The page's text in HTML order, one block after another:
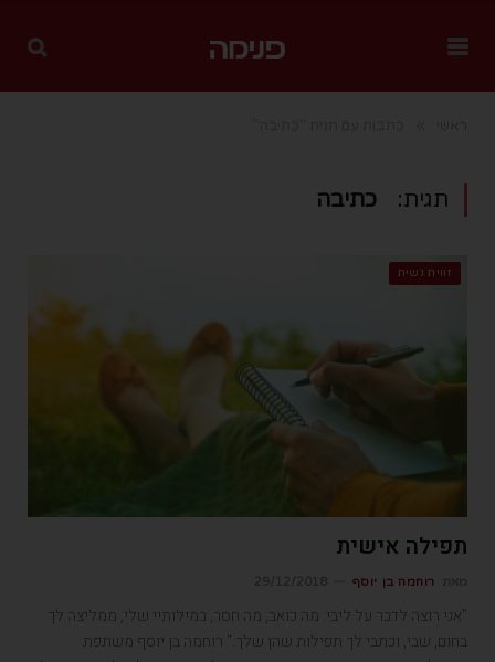
תגית: כתיבה
זווית נשית
תפילה אישית
רוחמה בן יוסף
"אני רוצה לדבר על ליבי. מה כואב, מה חסר, במילותיי שלי, ממליצה לך
בחום, שבי, וכתבי לך תפילות שהן שלך." רוחמה בן יוסף משתפת